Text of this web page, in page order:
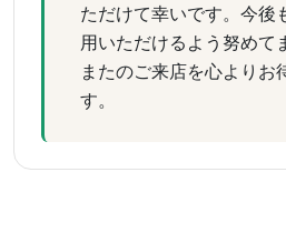
ただけて幸いです。今後
用いただけるよう努めて
またのご来店を心よりお
す。